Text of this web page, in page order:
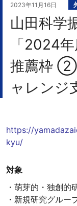
2023年11月16日
山田科学
「2024
推薦枠 ②
ャレンジ
https://
kyu/
対象
・萌芽的・独創的
・新規研究グルー